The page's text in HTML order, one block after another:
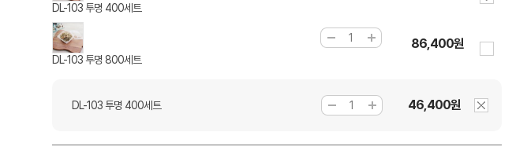
DL-103 투명 400세트
DL-103 투명 800세트
86,400원
DL-103 투명 400세트 46,400원